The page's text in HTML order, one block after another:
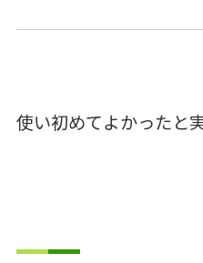
使い初めてよかったと